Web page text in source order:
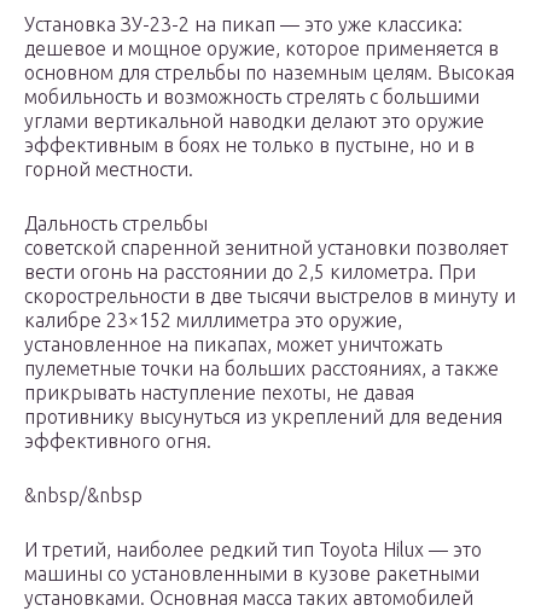
Установка ЗУ-23-2 на пикап — это уже классика:
дешевое и мощное оружие, которое применяется в
основном для стрельбы по наземным целям. Высокая
мобильность и возможность стрелять с большими
углами вертикальной наводки делают это оружие
эффективным в боях не только в пустыне, но и в
горной местности.
Дальность стрельбы
советской спаренной зенитной установки позволяет
вести огонь на расстоянии до 2,5 километра. При
скорострельности в две тысячи выстрелов в минуту и
калибре 23×152 миллиметра это оружие,
установленное на пикапах, может уничтожать
пулеметные точки на больших расстояниях, а также
прикрывать наступление пехоты, не давая
противнику высунуться из укреплений для ведения
эффективного огня.
&nbsp/&nbsp
И третий, наиболее редкий тип Toyota Hilux — это
машины со установленными в кузове ракетными
установками. Основная масса таких автомобилей